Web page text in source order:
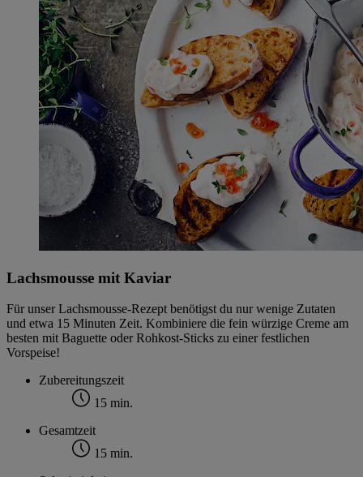
Lachsmousse mit Kaviar
Für unser Lachsmousse-Rezept benötigst du nur wenige Zutaten
und etwa 15 Minuten Zeit. Kombiniere die fein würzige Creme am
besten mit Baguette oder Rohkost-Sticks zu einer festlichen
Vorspeise!
Zubereitungszeit
15 min.
Gesamtzeit
15 min.